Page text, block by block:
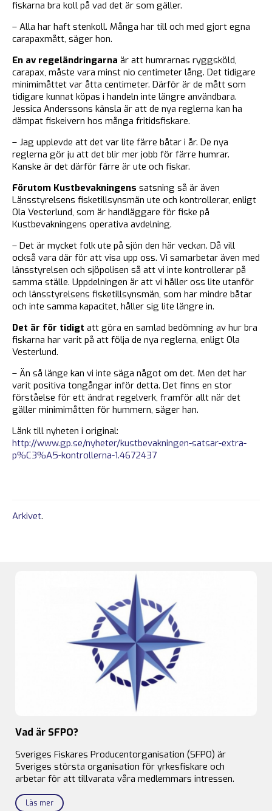
fiskarna bra koll på vad det är som gäller.
– Alla har haft stenkoll. Många har till och med gjort egna
carapaxmått, säger hon.
En av regeländringarna är att humrarnas ryggsköld,
carapax, måste vara minst nio centimeter lång. Det tidigare
minimimåttet var åtta centimeter. Därför är de mått som
tidigare kunnat köpas i handeln inte längre användbara.
Jessica Anderssons känsla är att de nya reglerna kan ha
dämpat fiskeivern hos många fritidsfiskare.
– Jag upplevde att det var lite färre båtar i år. De nya
reglerna gör ju att det blir mer jobb för färre humrar.
Kanske är det därför färre är ute och fiskar.
Förutom Kustbevakningens satsning så är även
Länsstyrelsens fisketillsynsmän ute och kontrollerar, enligt
Ola Vesterlund, som är handläggare för fiske på
Kustbevakningens operativa avdelning.
– Det är mycket folk ute på sjön den här veckan. Då vill
också vara där för att visa upp oss. Vi samarbetar även med
länsstyrelsen och sjöpolisen så att vi inte kontrollerar på
samma ställe. Uppdelningen är att vi håller oss lite utanför
och länsstyrelsens fisketillsynsmän, som har mindre båtar
och inte samma kapacitet, håller sig lite längre in.
Det är för tidigt att göra en samlad bedömning av hur bra
fiskarna har varit på att följa de nya reglerna, enligt Ola
Vesterlund.
– Än så länge kan vi inte säga något om det. Men det har
varit positiva tongångar inför detta. Det finns en stor
förståelse för ett ändrat regelverk, framför allt när det
gäller minimimåtten för hummern, säger han.
Länk till nyheten i original:
http://www.gp.se/nyheter/kustbevakningen-satsar-extra-
p%C3%A5-kontrollerna-1.4672437
Arkivet.
Vad är SFPO?
Sveriges Fiskares Producentorganisation (SFPO) är
Sveriges största organisation för yrkesfiskare och
arbetar för att tillvarata våra medlemmars intressen.
Läs mer